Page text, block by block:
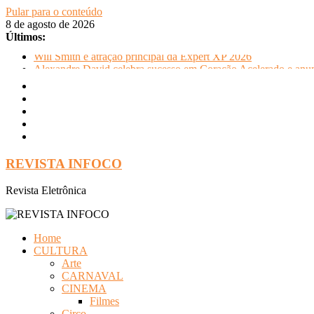
Pular para o conteúdo
8 de agosto de 2026
Últimos:
Will Smith é atração principal da Expert XP 2026
REVISTA INFOCO
Revista Eletrônica
Home
CULTURA
Arte
CARNAVAL
CINEMA
Filmes